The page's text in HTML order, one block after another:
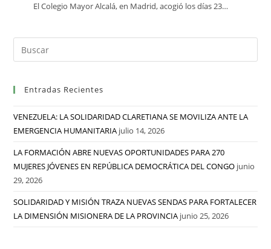
El Colegio Mayor Alcalá, en Madrid, acogió los días 23…
Entradas Recientes
VENEZUELA: LA SOLIDARIDAD CLARETIANA SE MOVILIZA ANTE LA
EMERGENCIA HUMANITARIA julio 14, 2026
LA FORMACIÓN ABRE NUEVAS OPORTUNIDADES PARA 270
MUJERES JÓVENES EN REPÚBLICA DEMOCRÁTICA DEL CONGO junio
29, 2026
SOLIDARIDAD Y MISIÓN TRAZA NUEVAS SENDAS PARA FORTALECER
LA DIMENSIÓN MISIONERA DE LA PROVINCIA junio 25, 2026